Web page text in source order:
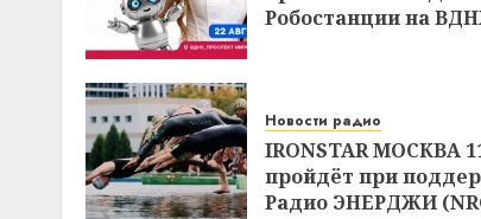
Робостанции на
Новости радио
IRONSTAR МОСКВА
пройдёт при
Радио ЭНЕРДЖИ